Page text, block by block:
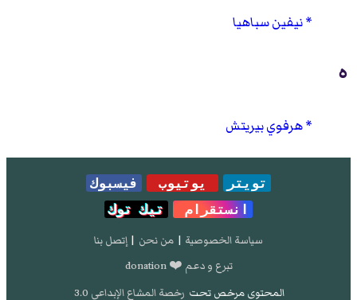
نيفين سباهيا
ه
هرفوي بيريتش
تويتر يوتيوب
فيسبوك
انستقرام
تيك توك
سياسة الخصوصية | من نحن | إتصل بنا
تبرع و دعم ❤️ donation
المحتوى مرخص تحت رخصة المشاع الإبداعي 3.0